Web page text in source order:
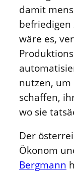
damit
befriedigen
wäre es,
nutzen, um
schaffen,
wo sie
Der
Ökonom
Bergmann